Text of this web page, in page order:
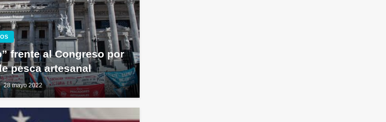
frente al Congreso por
pesca artesanal
28 mayo 2022